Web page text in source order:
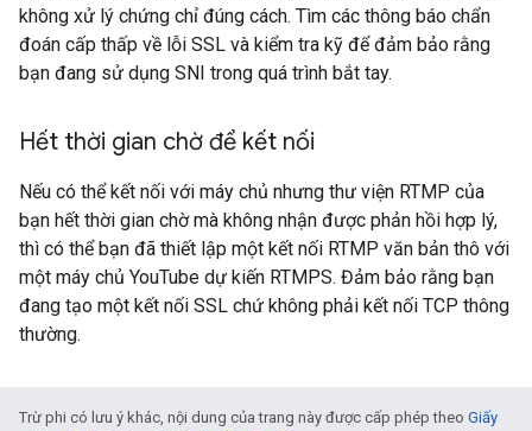
không xử lý chứng chỉ đúng cách. Tìm các thông báo chẩn
đoán cấp thấp về lỗi SSL và kiểm tra kỹ để đảm bảo rằng
bạn đang sử dụng SNI trong quá trình bắt tay.
Hết thời gian chờ để kết nối
Nếu có thể kết nối với máy chủ nhưng thư viện RTMP của
bạn hết thời gian chờ mà không nhận được phản hồi hợp lý,
thì có thể bạn đã thiết lập một kết nối RTMP văn bản thô với
một máy chủ YouTube dự kiến RTMPS. Đảm bảo rằng bạn
đang tạo một kết nối SSL chứ không phải kết nối TCP thông
thường.
Trừ phi có lưu ý khác, nội dung của trang này được cấp phép theo Giấy